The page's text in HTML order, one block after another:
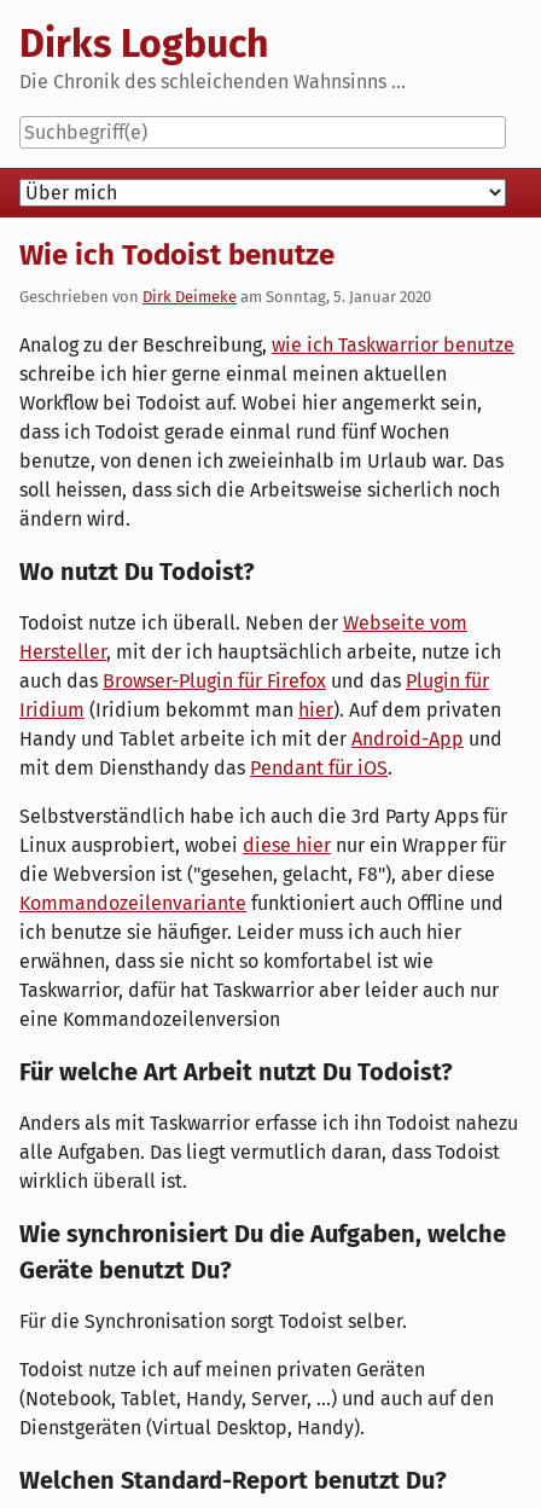
content
Dirks Logbuch
Die Chronik des schleichenden Wahnsinns ...
Navigation
Wie ich Todoist benutze
Geschrieben von Dirk Deimeke am Sonntag, 5. Januar 2020
Analog zu der Beschreibung, wie ich Taskwarrior benutze
schreibe ich hier gerne einmal meinen aktuellen
Workflow bei Todoist auf. Wobei hier angemerkt sein,
dass ich Todoist gerade einmal rund fünf Wochen
benutze, von denen ich zweieinhalb im Urlaub war. Das
soll heissen, dass sich die Arbeitsweise sicherlich noch
ändern wird.
Wo nutzt Du Todoist?
Todoist nutze ich überall. Neben der Webseite vom
Hersteller, mit der ich hauptsächlich arbeite, nutze ich
auch das Browser-Plugin für Firefox und das Plugin für
Iridium (Iridium bekommt man hier). Auf dem privaten
Handy und Tablet arbeite ich mit der Android-App und
mit dem Diensthandy das Pendant für iOS.
Selbstverständlich habe ich auch die 3rd Party Apps für
Linux ausprobiert, wobei diese hier nur ein Wrapper für
die Webversion ist ("gesehen, gelacht, F8"), aber diese
Kommandozeilenvariante funktioniert auch Offline und
ich benutze sie häufiger. Leider muss ich auch hier
erwähnen, dass sie nicht so komfortabel ist wie
Taskwarrior, dafür hat Taskwarrior aber leider auch nur
eine Kommandozeilenversion
Für welche Art Arbeit nutzt Du Todoist?
Anders als mit Taskwarrior erfasse ich ihn Todoist nahezu
alle Aufgaben. Das liegt vermutlich daran, dass Todoist
wirklich überall ist.
Wie synchronisiert Du die Aufgaben, welche
Geräte benutzt Du?
Für die Synchronisation sorgt Todoist selber.
Todoist nutze ich auf meinen privaten Geräten
(Notebook, Tablet, Handy, Server, ...) und auch auf den
Dienstgeräten (Virtual Desktop, Handy).
Welchen Standard-Report benutzt Du?